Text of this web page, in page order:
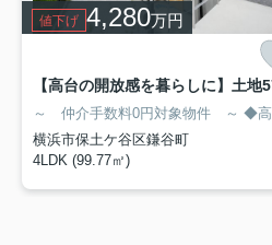
値下げ 4,280万円
～ 仲介手数料0円対象物件 ～ ◆高台ならではの開放感ある眺望と心地よい風通し
横浜市保土ケ谷区鎌谷町
4LDK (99.77㎡)